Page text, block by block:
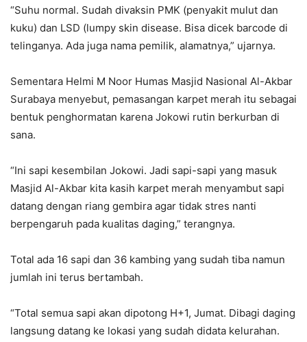
“Suhu normal. Sudah divaksin PMK (penyakit mulut dan
kuku) dan LSD (lumpy skin disease. Bisa dicek barcode di
telinganya. Ada juga nama pemilik, alamatnya,” ujarnya.
Sementara Helmi M Noor Humas Masjid Nasional Al-Akbar
Surabaya menyebut, pemasangan karpet merah itu sebagai
bentuk penghormatan karena Jokowi rutin berkurban di
sana.
“Ini sapi kesembilan Jokowi. Jadi sapi-sapi yang masuk
Masjid Al-Akbar kita kasih karpet merah menyambut sapi
datang dengan riang gembira agar tidak stres nanti
berpengaruh pada kualitas daging,” terangnya.
Total ada 16 sapi dan 36 kambing yang sudah tiba namun
jumlah ini terus bertambah.
“Total semua sapi akan dipotong H+1, Jumat. Dibagi daging
langsung datang ke lokasi yang sudah didata kelurahan.